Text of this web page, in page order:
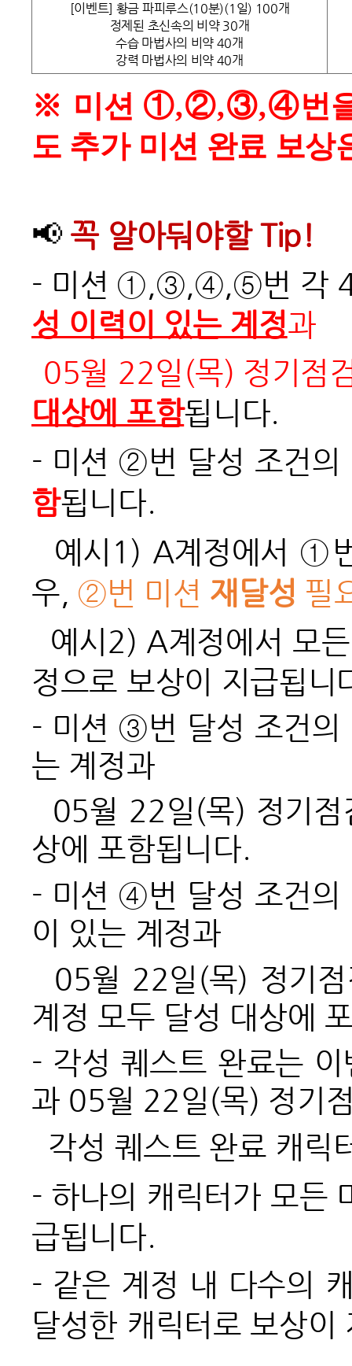
[이벤트] 황금 파피루스(10분)(1일) 100개
정제된 초신속의 비약 30개
수습 마법사의 비약 40개
강력 마법사의 비약 40개
※ 미션 ①,②,③,④번을
도 추가 미션 완료 보상
📢 꼭 알아둬야할 Tip!
- 미션 ①,③,④,⑤번 각 4
성 이력이 있는 계정과
05월 22일(목) 정기점
대상에 포함됩니다.
- 미션 ②번 달성 조건
함됩니다.
예시1) A계정에서 ①
우, ②번 미션 재달성 필
예시2) A계정에서 모
정으로 보상이 지급됩니
- 미션 ③번 달성 조건의
는 계정과
05월 22일(목) 정기점
상에 포함됩니다.
- 미션 ④번 달성 조건의
이 있는 계정과
05월 22일(목) 정기점
계정 모두 달성 대상에
- 각성 퀘스트 완료는
과 05월 22일(목) 정기
각성 퀘스트 완료 캐릭
- 하나의 캐릭터가 모든
급됩니다.
- 같은 계정 내 다수의
달성한 캐릭터로 보상이